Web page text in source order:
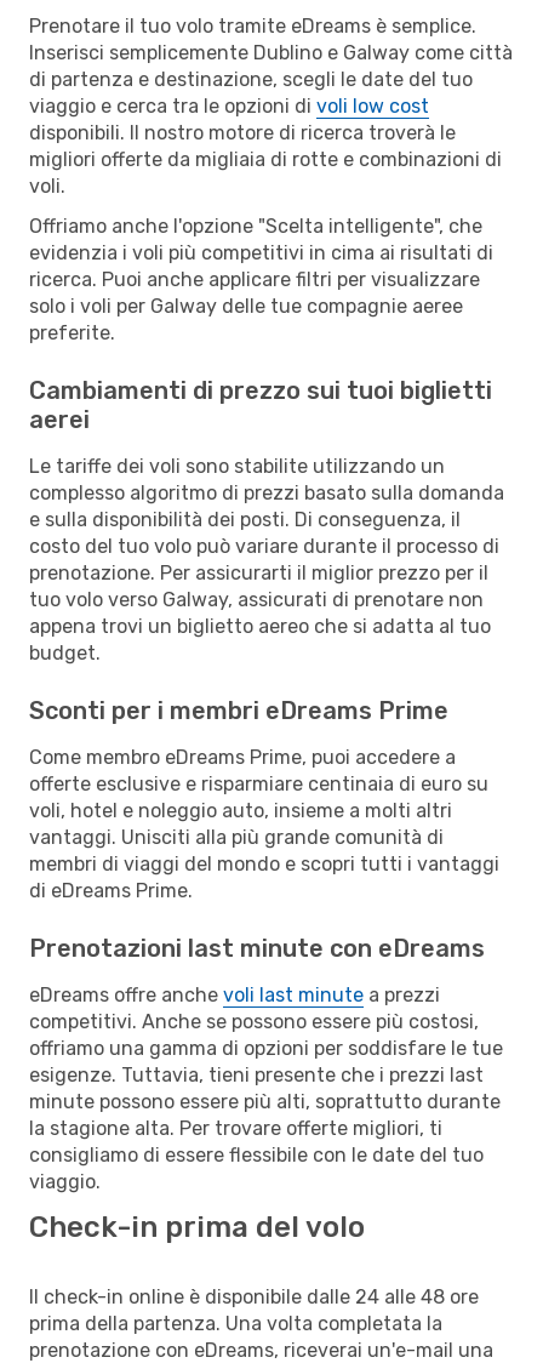
Prenotare il tuo volo tramite eDreams è semplice.
Inserisci semplicemente Dublino e Galway come città
di partenza e destinazione, scegli le date del tuo
viaggio e cerca tra le opzioni di voli low cost
disponibili. Il nostro motore di ricerca troverà le
migliori offerte da migliaia di rotte e combinazioni di
voli.
Offriamo anche l'opzione "Scelta intelligente", che
evidenzia i voli più competitivi in cima ai risultati di
ricerca. Puoi anche applicare filtri per visualizzare
solo i voli per Galway delle tue compagnie aeree
preferite.
Cambiamenti di prezzo sui tuoi biglietti
aerei
Le tariffe dei voli sono stabilite utilizzando un
complesso algoritmo di prezzi basato sulla domanda
e sulla disponibilità dei posti. Di conseguenza, il
costo del tuo volo può variare durante il processo di
prenotazione. Per assicurarti il miglior prezzo per il
tuo volo verso Galway, assicurati di prenotare non
appena trovi un biglietto aereo che si adatta al tuo
budget.
Sconti per i membri eDreams Prime
Come membro eDreams Prime, puoi accedere a
offerte esclusive e risparmiare centinaia di euro su
voli, hotel e noleggio auto, insieme a molti altri
vantaggi. Unisciti alla più grande comunità di
membri di viaggi del mondo e scopri tutti i vantaggi
di eDreams Prime.
Prenotazioni last minute con eDreams
eDreams offre anche voli last minute a prezzi
competitivi. Anche se possono essere più costosi,
offriamo una gamma di opzioni per soddisfare le tue
esigenze. Tuttavia, tieni presente che i prezzi last
minute possono essere più alti, soprattutto durante
la stagione alta. Per trovare offerte migliori, ti
consigliamo di essere flessibile con le date del tuo
viaggio.
Check-in prima del volo
Il check-in online è disponibile dalle 24 alle 48 ore
prima della partenza. Una volta completata la
prenotazione con eDreams, riceverai un'e-mail una